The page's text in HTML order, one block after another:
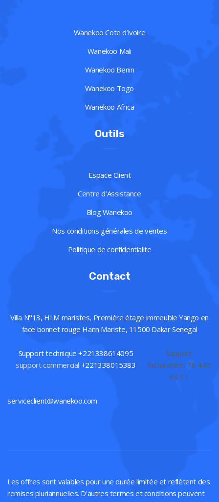
Wanekoo Cote d’ivoire
Wanekoo Mali
Wanekoo Benin
Wanekoo Togo
Wanekoo Africa
Outils
Espace Client
Centre d’Assistance
Blog Wanekoo
Nos conditions générales de ventes
Politique de confidentialite
Contact
Villa N°13, HLM maristes, Première étage immeuble Yango en
face bonnet rouge Hann Mariste, 11500 Dakar Senegal
Support technique +221338614095
support commercial +221338015383
Support
facturation: 78 440
64 11
serviceclient@wanekoo.com
Les offres sont valables pour une durée limitée et reflètent des
remises pluriannuelles. D'autres termes et conditions peuvent